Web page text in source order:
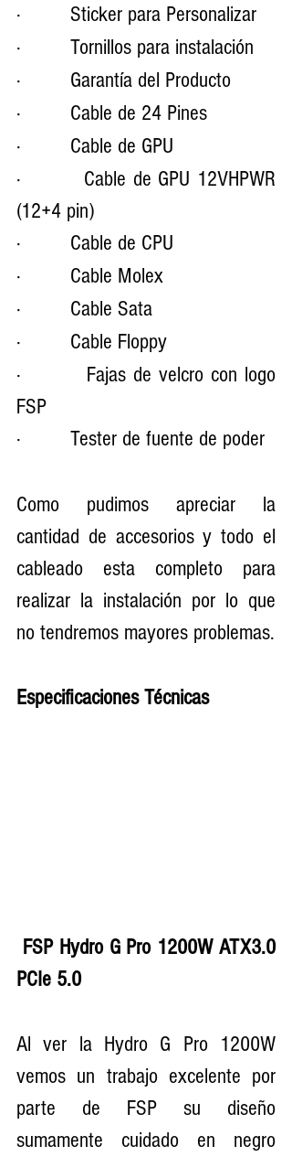
·         Sticker para Personalizar
·         Tornillos para instalación
·         Garantía del Producto
·         Cable de 24 Pines
·         Cable de GPU
·         Cable de GPU 12VHPWR
(12+4 pin)
·         Cable de CPU
·         Cable Molex
·         Cable Sata
·         Cable Floppy
·         Fajas de velcro con logo
FSP
·         Tester de fuente de poder
Como pudimos apreciar la
cantidad de accesorios y todo el
cableado esta completo para
realizar la instalación por lo que
no tendremos mayores problemas.
Especificaciones Técnicas
FSP Hydro G Pro 1200W ATX3.0
PCIe 5.0
Al ver la Hydro G Pro 1200W
vemos un trabajo excelente por
parte de FSP su diseño
sumamente cuidado en negro